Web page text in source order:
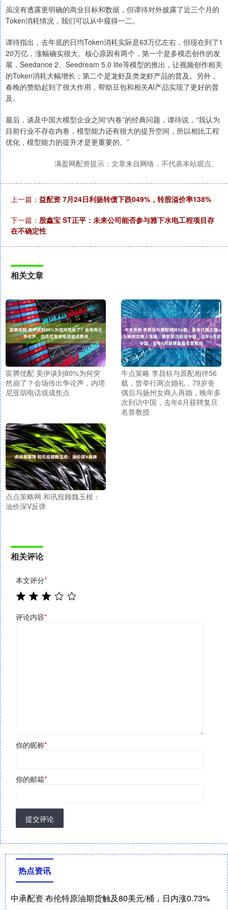
虽没有透露更明确的商业目标和数据，但谭待对外披露了近三个月的
Token消耗情况，我们可以从中窥得一二。
谭待指出，去年底的日均Token消耗实际是63万亿左右，但现在到了1
20万亿，涨幅确实很大。核心原因有两个，第一个是多模态创作的发
展，Seedance 2、Seedream 5.0 lite等模型的推出，让视频创作相关
的Token消耗大幅增长；第二个是龙虾及类龙虾产品的普及。另外，
春晚的赞助起到了很大作用，帮助豆包和相关AI产品实现了更好的普
及。
最后，谈及中国大模型企业之间“内卷”的经典问题，谭待说，“我认为
目前行业不存在内卷，模型能力还有很大的提升空间，所以相比工程
优化，模型能力的提升才是更重要的。”
满盈网配资提示：文章来自网络，不代表本站观点。
上一篇： 益配资 7月24日利扬转债下跌049%，转股溢价率138%
下一篇： 股鑫宝 ST正平：未来公司能否参与雅下水电工程项目存
在不确定性
相关文章
富腾优配 美伊谈到80%为何突
然崩了？会场传出争论声，内塔
尼亚胡电话或成焦点
牛点策略 李昌钰与原配相伴56
载，曾举行两次婚礼，79岁丧
偶后与扬州女商人再婚，晚年多
次到访中国，去年6月获聘复旦
名誉教授
点点策略网 和讯投顾魏玉根：
油价深V反弹
相关评论
本文评分*
评论内容*
你的昵称*
你的邮箱*
提交评论
热点资讯
中承配资 布伦特原油期货触及80美元/桶，日内涨0.73%